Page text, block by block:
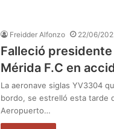
Freidder Alfonzo 22/06/
Falleció
Mérida F.C en
La aeronave siglas YV3304
bordo, se estrelló esta tarde
Aeropuerto…